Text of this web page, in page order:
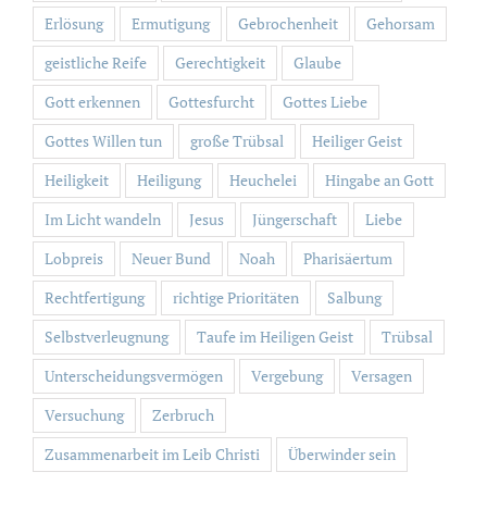
Erlösung
Ermutigung Gebrochenheit
Gehorsam
geistliche Reife
Gerechtigkeit
Glaube
Gott erkennen
Gottesfurcht
Gottes Liebe
Gottes Willen tun
große Trübsal
Heiliger Geist
Heiligkeit
Heiligung Heuchelei
Hingabe an Gott
Im Licht wandeln
Jesus Jüngerschaft
Liebe
Lobpreis
Neuer Bund Noah
Pharisäertum
Rechtfertigung
richtige Prioritäten
Salbung
Selbstverleugnung
Taufe im Heiligen Geist
Trübsal
Unterscheidungsvermögen
Vergebung
Versagen
Versuchung
Zerbruch
Zusammenarbeit im Leib Christi
Überwinder sein